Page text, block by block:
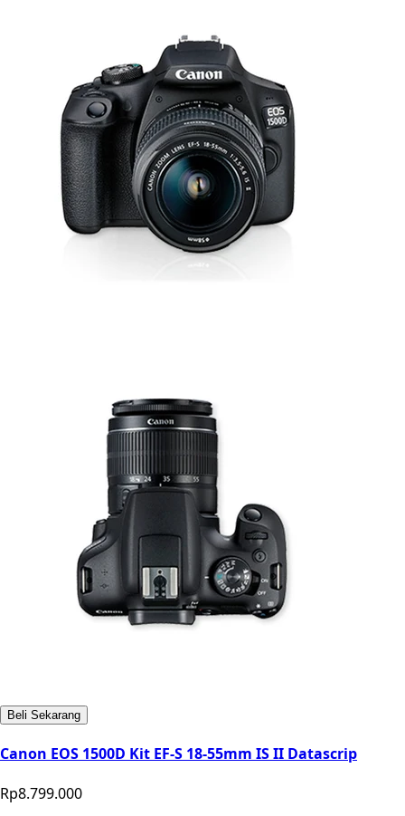
Beli Sekarang
Canon EOS 1500D Kit EF-S 18-55mm IS II Datascrip
Rp8.799.000